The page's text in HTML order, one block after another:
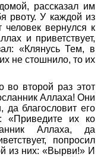
рассказал им
рвоту. У каждой из
человек вернулся к
и приветствует,
«Клянусь Тем, в
не стошнило, то их
во второй раз этот
Аллаха! Они
да благословит его
«Приведите их ко
Аллаха, да
попросил
из них: «Вырви!» И